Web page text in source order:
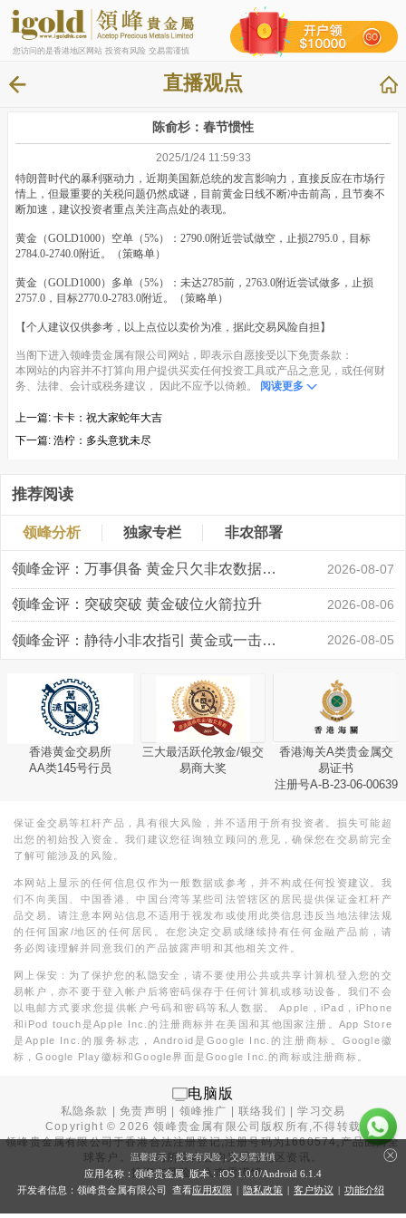
您访问的是香港地区网站 投资有风险 交易需谨慎
直播观点
陈俞杉：春节惯性
2025/1/24 11:59:33
特朗普时代的暴利驱动力，近期美国新总统的发言影响力，直接反应在市场行
情上，但最重要的关税问题仍然成谜，目前黄金日线不断冲击前高，且节奏不
断加速，建议投资者重点关注高点处的表现。
黄金（GOLD1000）空单（5%）：2790.0附近尝试做空，止损2795.0，目标
2784.0-2740.0附近。（策略单）
黄金（GOLD1000）多单（5%）：未达2785前，2763.0附近尝试做多，止损
2757.0，目标2770.0-2783.0附近。（策略单）
【个人建议仅供参考，以上点位以卖价为准，据此交易风险自担】
当阁下进入领峰贵金属有限公司网站，即表示自愿接受以下免责条款：
本网站的内容并不打算向用户提供买卖任何投资工具或产品之意见，或任何财
务、法律、会计或税务建议， 因此不应予以倚赖。
阅读更多
上一篇: 卡卡：祝大家蛇年大吉
下一篇: 浩柠：多头意犹未尽
推荐阅读
领峰分析 独家专栏 非农部署
领峰金评：万事俱备 黄金只欠非农数据“东风” 2026-08-07
领峰金评：突破突破 黄金破位火箭拉升 2026-08-06
领峰金评：静待小非农指引 黄金或一击破局 2026-08-05
香港黄金交易所
AA类145号行员
三大最活跃伦敦金/银交
易商大奖
香港海关A类贵金属交
易证书
注册号A-B-23-06-00639
保证金交易等杠杆产品，具有很大风险，并不适用于所有投资者。损失可能超
出您的初始投入资金。我们建议您征询独立顾问的意见，确保您在交易前完全
了解可能涉及的风险。
本网站上显示的任何信息仅作为一般数据或参考，并不构成任何投资建议。我
们不向美国、中国香港、中国台湾等某些司法管辖区的居民提供保证金杠杆产
品交易。请注意本网站信息不适用于视发布或使用此类信息违反当地法律法规
的任何国家/地区的任何居民。在您决定交易或继续持有任何金融产品前，请
务必阅读理解并同意我们的产品披露声明和其他相关文件。
网上保安：为了保护您的私隐安全，请不要使用公共或共享计算机登入您的交
易帐户，亦不要于登入帐户后将密码保存于任何计算机或移动设备。我们不会
以电邮方式要求您提供帐户号码和密码等私人数据。 Apple，iPad，iPhone
和iPod touch是Apple Inc.的注册商标并在美国和其他国家注册。App Store
是Apple Inc.的服务标志，Android是Google Inc.的注册商标。Google徽
标，Google Play徽标和Google界面是Google Inc.的商标或注册商标。
电脑版
私隐条款 |免责声明 领峰推广 |联络我们 |学习交易
Copyright ©2026 领峰贵金属有限公司版权所有,不得转载
领峰贵金属有限公司于香港合法注册登记,注册号码为1660574,产品面向全
球客户。本站内所有内容均为香港地区资讯。
投资有风险，入市需谨慎。
温馨提示：投资有风险，交易需谨慎
应用名称：领峰贵金属 版本：iOS 1.0.0/Android 6.1.4
开发者信息：领峰贵金属有限公司 查看应用权限 | 隐私政策 | 客户协议 | 功能介绍